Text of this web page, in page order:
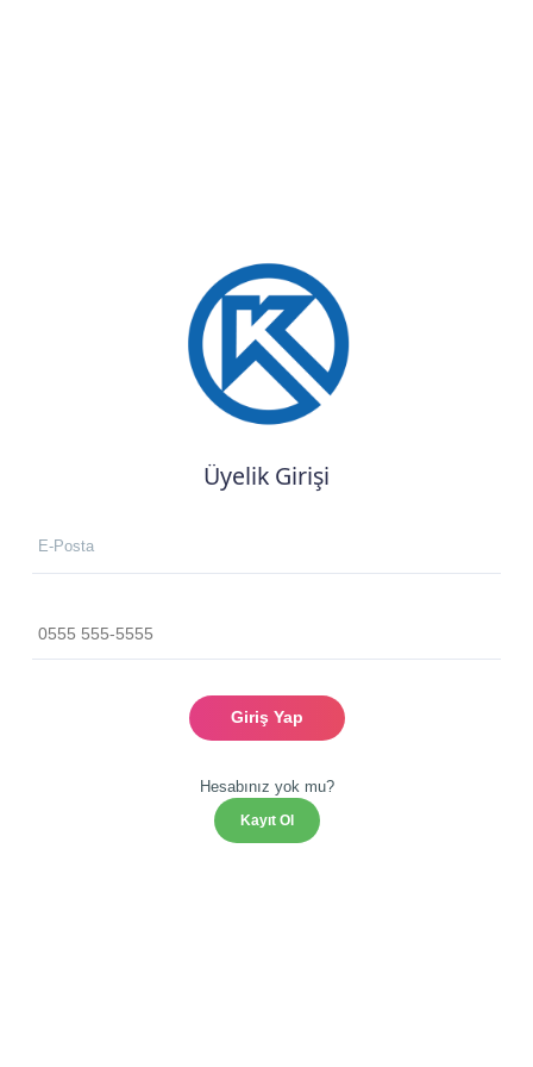
Üyelik Girişi
E-Posta
Giriş Yap
Hesabınız yok mu?
Kayıt Ol